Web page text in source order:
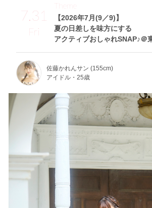
7.31
Fri
【2026年7月(9／9)】
夏の日差しを味方にする
アクティブおしゃれSNAP♪＠
Theme
佐藤かれんサン (155cm)
アイドル・25歳